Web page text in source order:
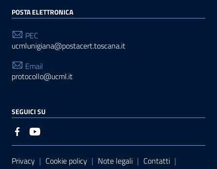
POSTA ELETTRONICA
PEC
ucmlunigiana@postacert.toscana.it
Email
protocollo@ucml.it
SEGUICI SU
Sezione Link Utili
Privacy | Cookie policy | Note legali | Contatti |